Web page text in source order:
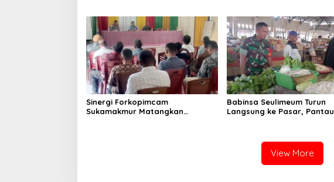
Sinergi Forkopimcam
Sukamakmur Matangkan
Babinsa Seulimeum Turun
Langsung ke Pasar, Pantau
View More